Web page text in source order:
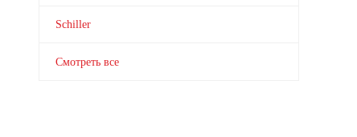
Schiller
Смотреть все